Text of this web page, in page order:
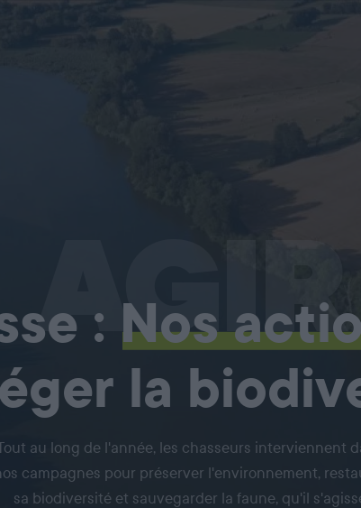
AGIR
: Nos
la
au long de l'année, les chasseurs interviennent
campagnes pour préserver l'environnement,
sa biodiversité et sauvegarder la faune, qu'il